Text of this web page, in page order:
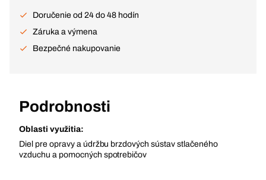
Doručenie od 24 do 48 hodín
Záruka a výmena
Bezpečné nakupovanie
Podrobnosti
Oblasti využitia:
Diel pre opravy a údržbu brzdových sústav stlačeného
vzduchu a pomocných spotrebičov